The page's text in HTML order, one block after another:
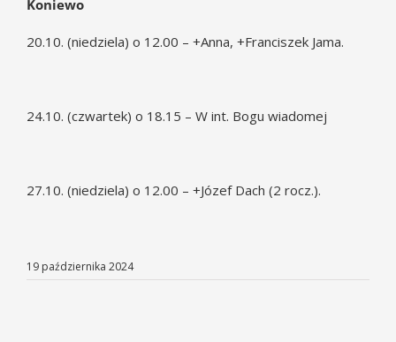
Koniewo
20.10. (niedziela) o 12.00 – +Anna, +Franciszek Jama.
24.10. (czwartek) o 18.15 – W int. Bogu wiadomej
27.10. (niedziela) o 12.00 – +Józef Dach (2 rocz.).
19 października 2024